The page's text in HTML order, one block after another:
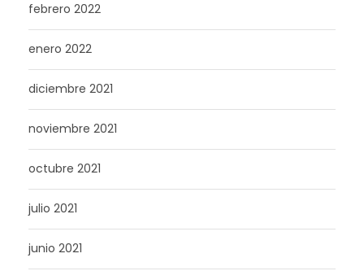
febrero 2022
enero 2022
diciembre 2021
noviembre 2021
octubre 2021
julio 2021
junio 2021